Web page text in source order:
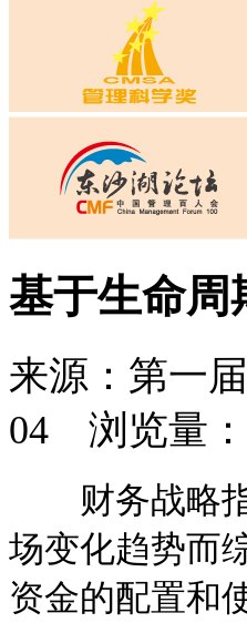
基于生命周
来源：第一
04 浏览量：
财务战略指
场变化趋势而
资金的配置和